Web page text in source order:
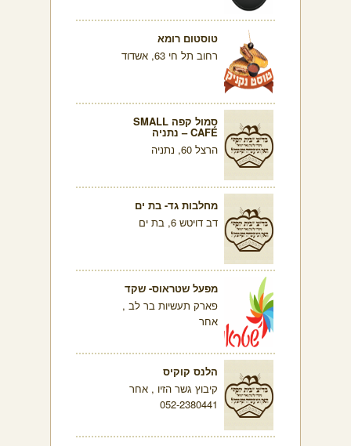
טוסטום רומא
רחוב תל חי 63, אשדוד
סמול קפה SMALL
CAFÉ – נתניה
הרצל 60, נתניה
מחלבות גד- בת ים
דב דויטש 6, בת ים
מפעל שטראוס- שקד
פארק תעשיות בר לב ,
אחר
הלנס קוקיס
קיבוץ גשר הזיו , אחר
052-2380441